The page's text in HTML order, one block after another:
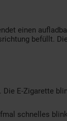
einen
befüllt.
E-Zigarette
schnelles